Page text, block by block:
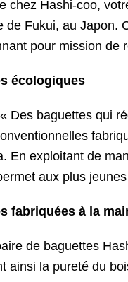
chez Hashi-coo,
de Fukui, au Japon.
pour mission de
écologiques
Des baguettes qui
En exploitant de
aux plus
fabriquées à la
de baguettes
ainsi la pureté du